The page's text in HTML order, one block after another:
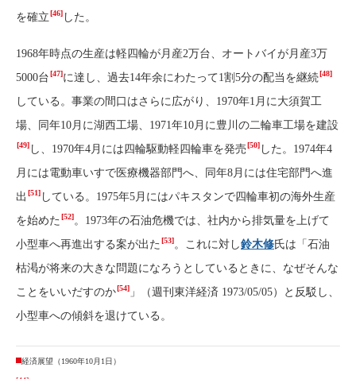
を確立[46] した。
1968年時点の生産は軽四輪が月産2万台、オートバイが月産3万
5000台[47]に達し、過去14年余にわたって1割5分の配当を継続[48]
している。事業の間口はさらに広がり、1970年1月に大須賀工
場、同年10月に湖西工場、1971年10月に豊川の二輪車工場を建設
[49] し、1970年4月には四輪駆動軽四輪車を発売[50] した。1974年4
月には電動車いすで医療機器部門へ、同年8月には住宅部門へ進
出 [51] している。1975年5月にはパキスタンで四輪車初の海外生産
を始めた [52]。1973年の石油危機では、社内から排気量を上げて
小型車へ再進出する案が出た [53]。これに対し鈴木修氏は「石油
枯渇が将来の大きな問題になろうとしているときに、なぜそんな
ことをいいだすのか[54] 」（週刊東洋経済 1973/05/05）と反駁し、
小型車への傾斜を退けている。
経済展望（1960年10月1日）